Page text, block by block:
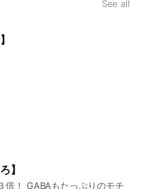
See all
】
倍！ GABAもたっぷりのモチ